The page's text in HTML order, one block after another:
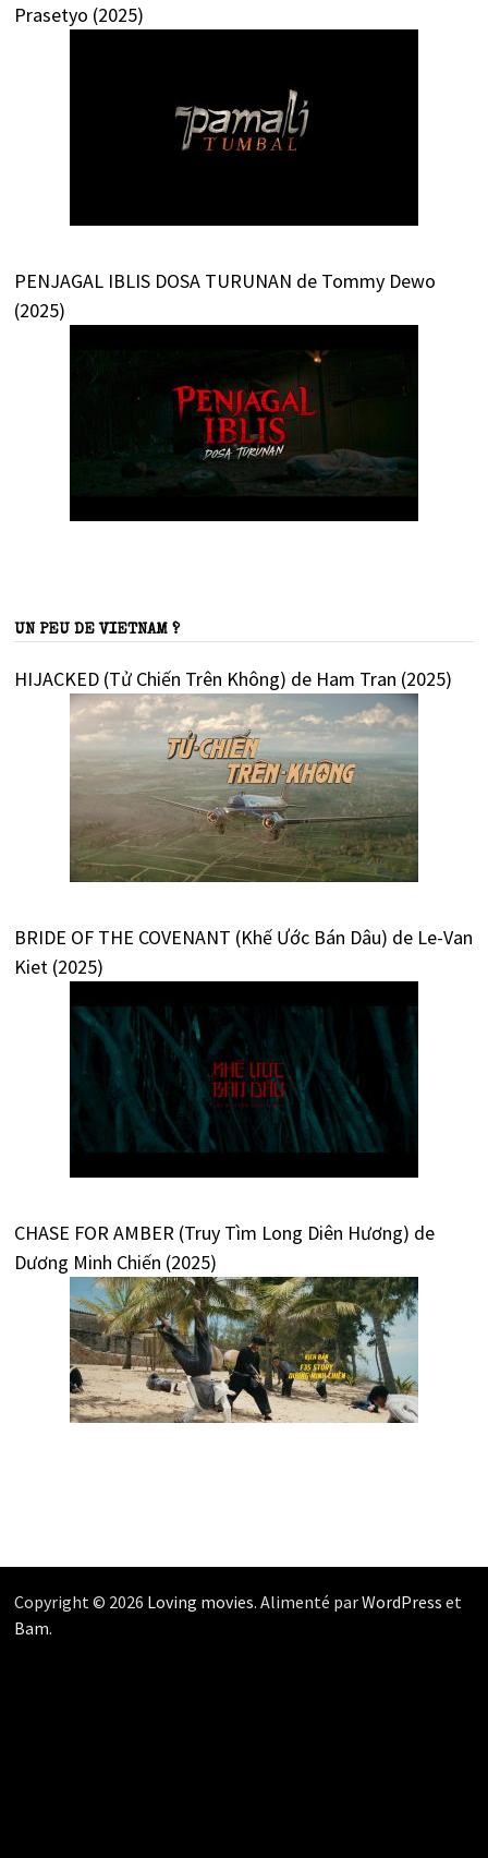
Prasetyo (2025)
PENJAGAL IBLIS DOSA TURUNAN de Tommy Dewo
(2025)
UN PEU DE VIETNAM ?
HIJACKED (Tử Chiến Trên Không) de Ham Tran (2025)
BRIDE OF THE COVENANT (Khế Ước Bán Dâu) de Le-Van
Kiet (2025)
CHASE FOR AMBER (Truy Tìm Long Diên Hương) de
Dương Minh Chiến (2025)
Copyright © 2026 Loving movies. Alimenté parWordPress et
Bam.